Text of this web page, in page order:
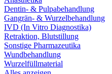
Dentin- & Pulpabehandlung
Gangrän- & Wurzelbehandlung
IVD (In Vitro Diagnostika)
Retraktion, Blutstillung
Sonstige Pharmazeutika
Wundbehandlung
Wurzelfüllmaterial